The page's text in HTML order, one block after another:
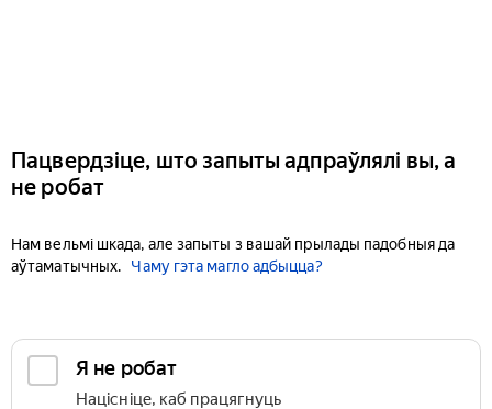
Пацвердзіце, што запыты адпраўлялі вы, а
не робат
Нам вельмі шкада, але запыты з вашай прылады падобныя да
аўтаматычных.
Чаму гэта магло адбыцца?
Я не робат
Націсніце, каб працягнуць